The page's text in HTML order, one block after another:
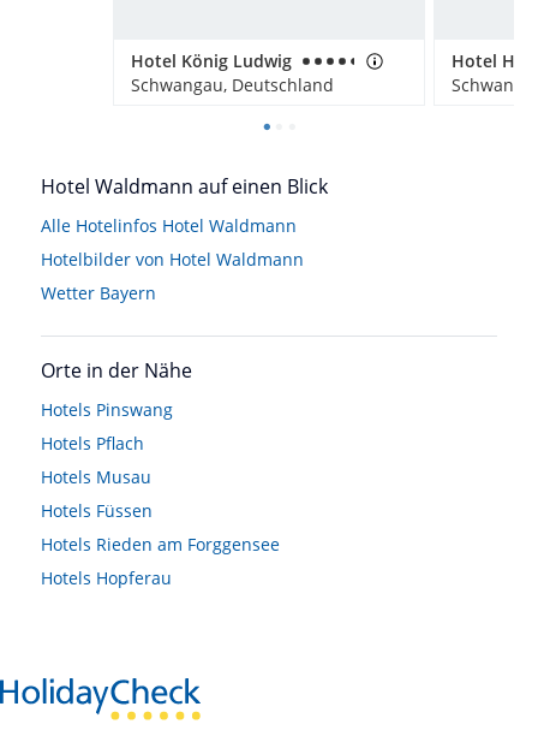
Hotel König Ludwig
Schwangau, Deutschland
Hotel
Hotel Waldmann auf einen Blick
Alle Hotelinfos Hotel Waldmann
Hotelbilder von Hotel Waldmann
Wetter Bayern
Orte in der Nähe
Hotels Pinswang
Hotels Pflach
Hotels Musau
Hotels Füssen
Hotels Rieden am Forggensee
Hotels Hopferau